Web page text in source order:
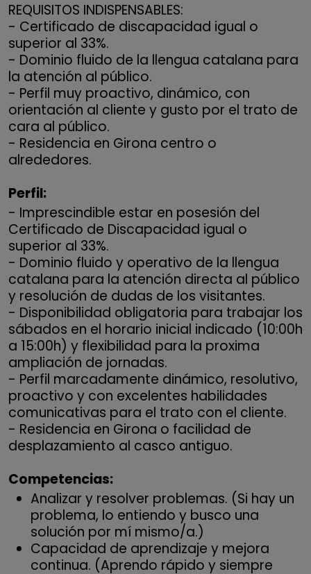
REQUISITOS INDISPENSABLES:
- Certificado de discapacidad igual o
superior al 33%.
- Dominio fluido de la llengua catalana para
la atención al público.
- Perfil muy proactivo, dinámico, con
orientación al cliente y gusto por el trato de
cara al público.
- Residencia en Girona centro o
alrededores.
Perfil:
- Imprescindible estar en posesión del
Certificado de Discapacidad igual o
superior al 33%.
- Dominio fluido y operativo de la llengua
catalana para la atención directa al público
y resolución de dudas de los visitantes.
- Disponibilidad obligatoria para trabajar los
sábados en el horario inicial indicado (10:00h
a 15:00h) y flexibilidad para la proxima
ampliación de jornadas.
- Perfil marcadamente dinámico, resolutivo,
proactivo y con excelentes habilidades
comunicativas para el trato con el cliente.
- Residencia en Girona o facilidad de
desplazamiento al casco antiguo.
Competencias:
Analizar y resolver problemas. (Si hay un
problema, lo entiendo y busco una
solución por mí mismo/a.)
Capacidad de aprendizaje y mejora
continua. (Aprendo rápido y siempre